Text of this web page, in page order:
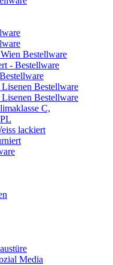
Bestellware
- Bestellware
Bestellware
Bestellware
C,
lackiert
Media